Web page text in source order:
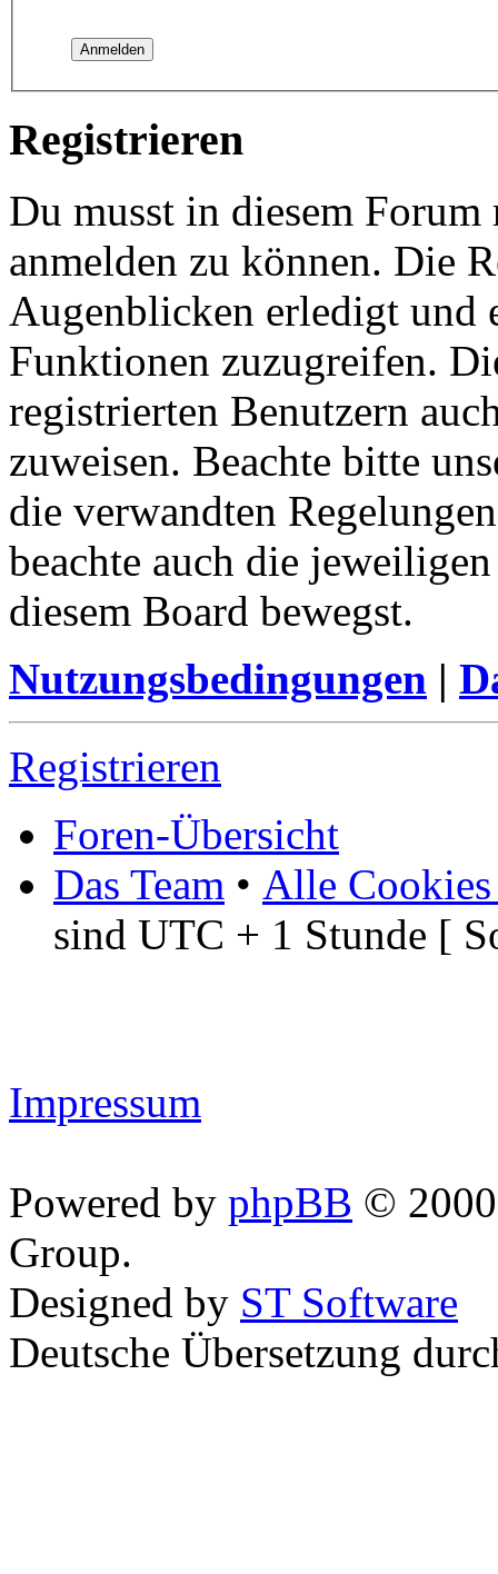
Registrieren
Du musst in diesem
anmelden zu können. Die
Augenblicken erledigt und
Funktionen zuzugreifen.
registrierten Benutzern
zuweisen. Beachte bitte
die verwandten
beachte auch die
diesem Board bewegst.
Nutzungsbedingungen |
Registrieren
Foren-Übersicht
Das Team • Alle Cookies
sind UTC + 1 Stunde [
Impressum
Powered by phpBB ©
Group.
Designed by ST Software
Deutsche Übersetzung